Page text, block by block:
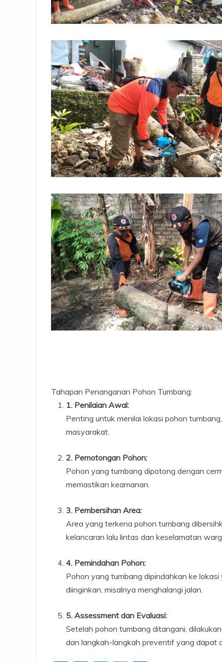
Tahapan Penanganan Pohon Tumbang:
1. Penilaian Awal:
Penting untuk menilai lokasi pohon
masyarakat.
2. Pemotongan Pohon:
Pohon yang tumbang dipotong dengan
memastikan keamanan.
3. Pembersihan Area:
Area yang terkena pohon tumbang
kelancaran lalu lintas dan keselamatan
4. Pemindahan Pohon:
Pohon yang tumbang dipindahkan ke
diinginkan, misalnya menghalangi jalan.
5. Assessment dan Evaluasi:
Setelah pohon tumbang ditangani,
dan langkah-langkah preventif yang dapat